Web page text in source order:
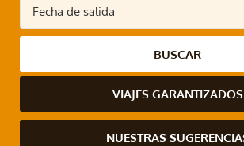
BUSCAR
VIAJES GARANTIZADOS
NUESTRAS